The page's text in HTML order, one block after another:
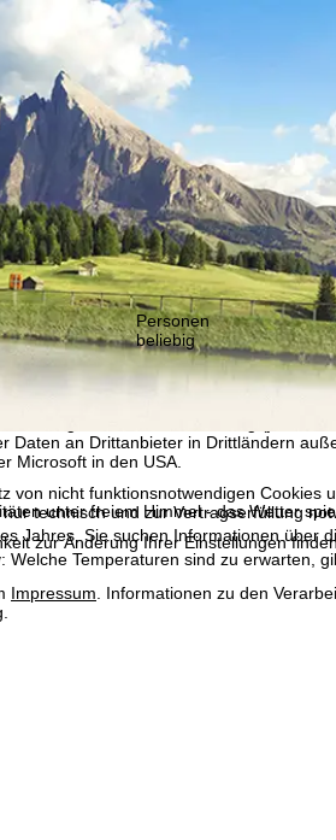
Nutzungsinformationen, die wir, die
werden dabei Nutzungsprofile anhand
Daten an Drittanbieter in Drittländern
Microsoft in den USA.
von nicht funktionsnotwendigen Cookies
technisch und zur Vertragserfüllung
zur Änderung Ihrer Einstellungen
Impressum . Informationen zu den
Personen
beliebig
unter freiem Himmel - das Wetter
Jahres. Sie suchen Informationen über
Temperaturen sind zu erwarten,